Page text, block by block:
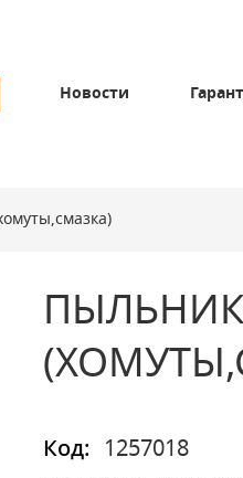
Новости
Код:
1257018